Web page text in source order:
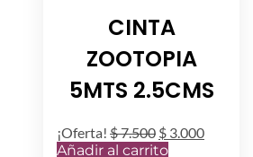
CINTA
ZOOTOPIA
5MTS 2.5CMS
¡Oferta! $7.500 El
precio
$ 3.000El
Añadir al carrito